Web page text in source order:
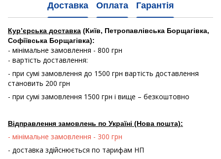
Доставка Оплата Гарантія
Кур’єрська доставка (Київ, Петропавлівська Борщагівка,
Софіївська Борщагівка):
- мінімальне замовлення - 800 грн
- вартість доставлення:
- при сумі замовлення до 1500 грн вартість доставлення
становить 200 грн
- при сумі замовлення 1500 грн і вище – безкоштовно
Відправлення замовлень по Україні (Нова пошта):
- мінімальне замовлення - 300 грн
- доставка здійснюється по тарифам НП